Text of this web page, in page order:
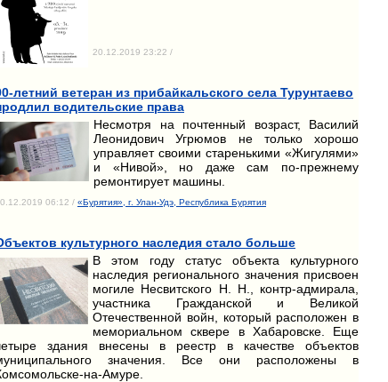
20.12.2019 23:22 /
летний ветеран из прибайкальского села Турунтаево
водительские права
Несмотря на почтенный возраст, Василий
Леонидович Угрюмов не только хорошо
управляет своими старенькими «Жигулями»
и «Нивой», но даже сам по-прежнему
ремонтирует машины.
06:12 / «Бурятия», г. Улан-Удэ, Республика Бурятия
культурного наследия стало больше
В этом году статус объекта культурного
наследия регионального значения присвоен
могиле Несвитского Н. Н., контр-адмирала,
участника Гражданской и Великой
Отечественной войн, который расположен в
мемориальном сквере в Хабаровске. Еще
здания внесены в реестр в качестве объектов
значения. Все они расположены в
на-Амуре.